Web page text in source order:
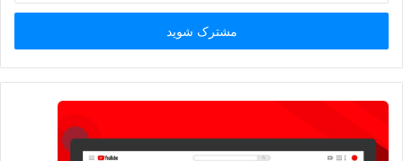
خود
وارد
کنید